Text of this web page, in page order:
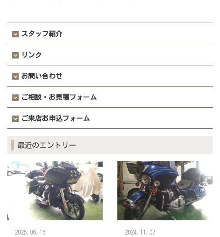
スタッフ紹介
リンク
お問い合わせ
ご相談・お見積フォーム
ご来店お申込フォーム
最近のエントリー
2025.06.16 2024.11.07